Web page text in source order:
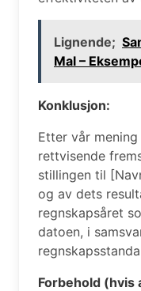
Lignende;
Mal –
Konklusjon:
Etter vår
rettvisende
stillingen til
og av dets
regnskapsåret
datoen, i
Forbehold (hvis